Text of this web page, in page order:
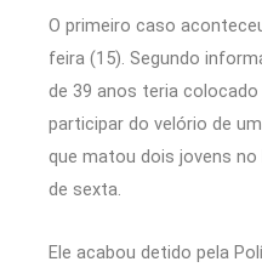
O primeiro caso
feira (15). Segundo
de 39 anos teria
participar do velório de
que matou dois jovens
de sexta.
Ele acabou detido pela